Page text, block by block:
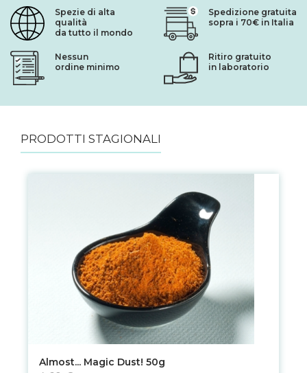
Spezie di alta
qualità
da tutto il mondo
Spedizione gratuita
sopra i 70€ in Italia
Nessun
ordine minimo
Ritiro gratuito
in laboratorio
PRODOTTI STAGIONALI
Almost... Magic Dust! 50g